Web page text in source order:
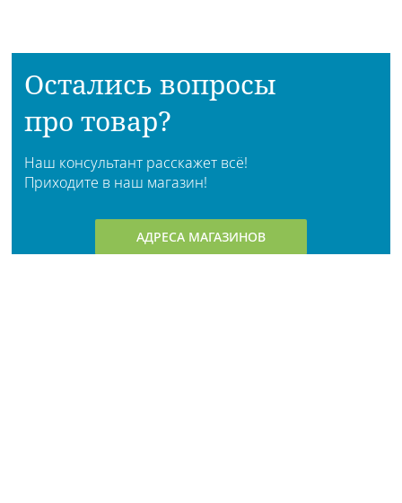
Остались вопросы
про товар?
Наш консультант расскажет всё!
Приходите в наш магазин!
АДРЕСА МАГАЗИНОВ